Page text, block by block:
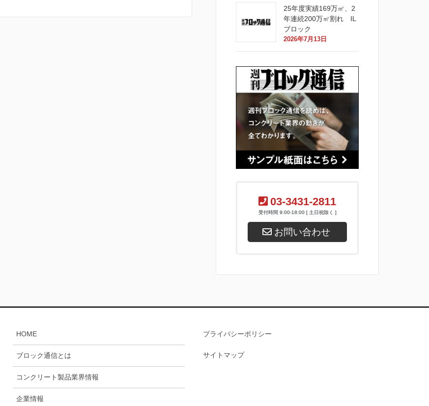
25年度実績169万㎡、2
年連続200万㎡割れ IL
ブロック
2026年7月13日
03-3431-2811
受付時間 9:00-18:00 [ 土日祝除く ]
お問い合わせ
HOME
ブロック通信とは
コンクリート製品業界情報
企業情報
プライバシーポリシー
サイトマップ